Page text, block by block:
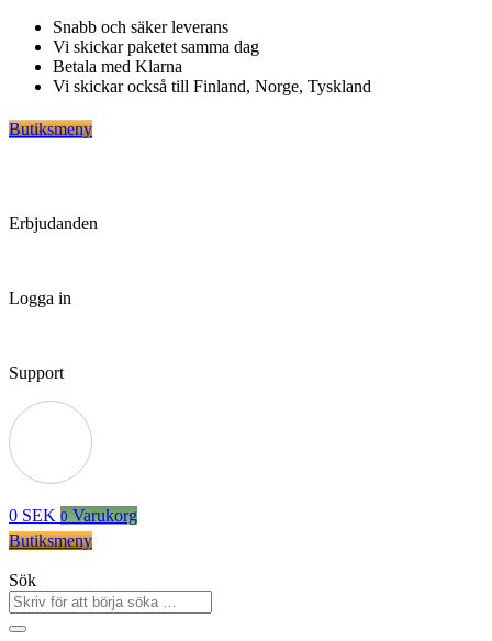
Hoppa
innehåll
Snabb och säker leverans
Vi skickar paketet samma dag
Betala med Klarna
Vi skickar också till Finland, Norge, Tyskland
Butiksmeny
Erbjudanden
Logga in
Support
0 SEK 0 Varukorg
Butiksmeny
Sök